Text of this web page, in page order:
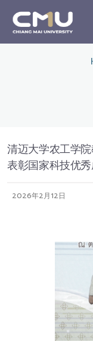
清迈大学农工学
表彰国家科技优
2026年2月12日